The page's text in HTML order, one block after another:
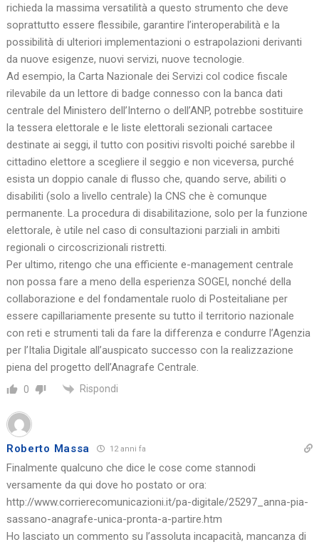
richieda la massima versatilità a questo strumento che deve
soprattutto essere flessibile, garantire l’interoperabilità e la
possibilità di ulteriori implementazioni o estrapolazioni derivanti
da nuove esigenze, nuovi servizi, nuove tecnologie.
Ad esempio, la Carta Nazionale dei Servizi col codice fiscale
rilevabile da un lettore di badge connesso con la banca dati
centrale del Ministero dell’Interno o dell’ANP, potrebbe sostituire
la tessera elettorale e le liste elettorali sezionali cartacee
destinate ai seggi, il tutto con positivi risvolti poiché sarebbe il
cittadino elettore a scegliere il seggio e non viceversa, purché
esista un doppio canale di flusso che, quando serve, abiliti o
disabiliti (solo a livello centrale) la CNS che è comunque
permanente. La procedura di disabilitazione, solo per la funzione
elettorale, è utile nel caso di consultazioni parziali in ambiti
regionali o circoscrizionali ristretti.
Per ultimo, ritengo che una efficiente e-management centrale
non possa fare a meno della esperienza SOGEI, nonché della
collaborazione e del fondamentale ruolo di Posteitaliane per
essere capillariamente presente su tutto il territorio nazionale
con reti e strumenti tali da fare la differenza e condurre l’Agenzia
per l’Italia Digitale all’auspicato successo con la realizzazione
piena del progetto dell’Anagrafe Centrale.
0 Rispondi
Roberto Massa 12 anni fa
Finalmente qualcuno che dice le cose come stannodi
versamente da qui dove ho postato or ora:
http://www.corrierecomunicazioni.it/pa-digitale/25297_anna-pia-
sassano-anagrafe-unica-pronta-a-partire.htm
Ho lasciato un commento su l’assoluta incapacità, mancanza di